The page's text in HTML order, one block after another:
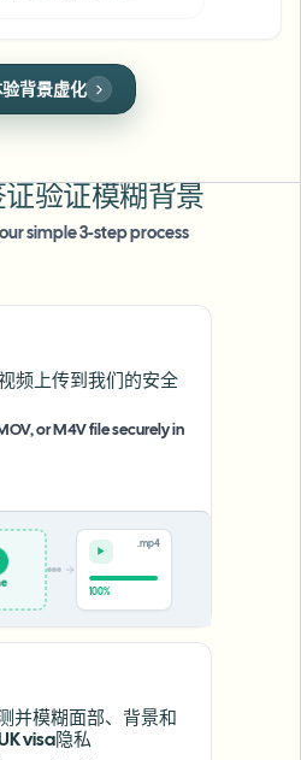
规模处理
脸遮罩，保护个人隐私。
背景虚化
证验证模糊背景
simple 3-step process
频上传到我们的安全
or M4V file securely in
100%
.mp4
并模糊面部、背景和
visa隐私